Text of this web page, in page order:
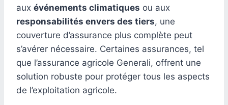
aux événements climatiques ou aux
responsabilités envers des tiers, une
couverture d’assurance plus complète peut
s’avérer nécessaire. Certaines assurances, tel
que l’assurance agricole Generali, offrent une
solution robuste pour protéger tous les aspects
de l’exploitation agricole.